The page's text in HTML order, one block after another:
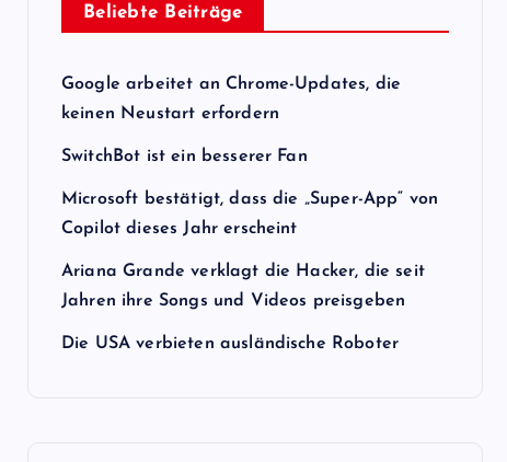
Beliebte Beiträge
Google arbeitet an Chrome-Updates, die
keinen Neustart erfordern
SwitchBot ist ein besserer Fan
Microsoft bestätigt, dass die „Super-App“ von
Copilot dieses Jahr erscheint
Ariana Grande verklagt die Hacker, die seit
Jahren ihre Songs und Videos preisgeben
Die USA verbieten ausländische Roboter